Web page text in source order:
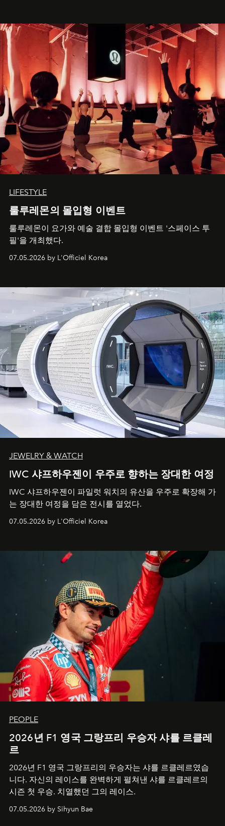
LIFESTYLE
룰루레몬의 몰입형 이벤트
룰루레몬이 요가와 예술 결합 몰입형 이벤트 '스페이스 투
필'을 개최했다.
07.05.2026 by L'Officiel Korea
JEWELRY & WATCH
IWC 샤프하우젠이 우주로 향하는 장대한 여정
IWC 샤프하우젠이 파일럿 워치의 유산을 우주로 확장해 가
는 장대한 여정을 담은 전시를 열었다.
07.05.2026 by L'Officiel Korea
PEOPLE
2026년 F1 영국 그랑프리 우승자 샤를 르클레
르
2026년 F1 영국 그랑프리의 우승자는 샤를 르클레르였습
니다. 자신의 레이스를 완벽하게 펼쳐낸 샤를 르클레르의
시즌 첫 우승. 치열했던 그의 레이스.
07.05.2026 by Sihyun Bae